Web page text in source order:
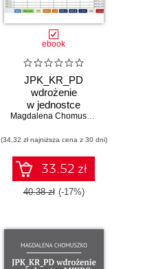
ebook
JPK_KR_PD
wdrożenie
w jednostce
MAŁEJ
Magdalena Chomuszko
(34,32 zł najniższa cena z 30 dni)
33.52 zł
40.38 zł (-17%)